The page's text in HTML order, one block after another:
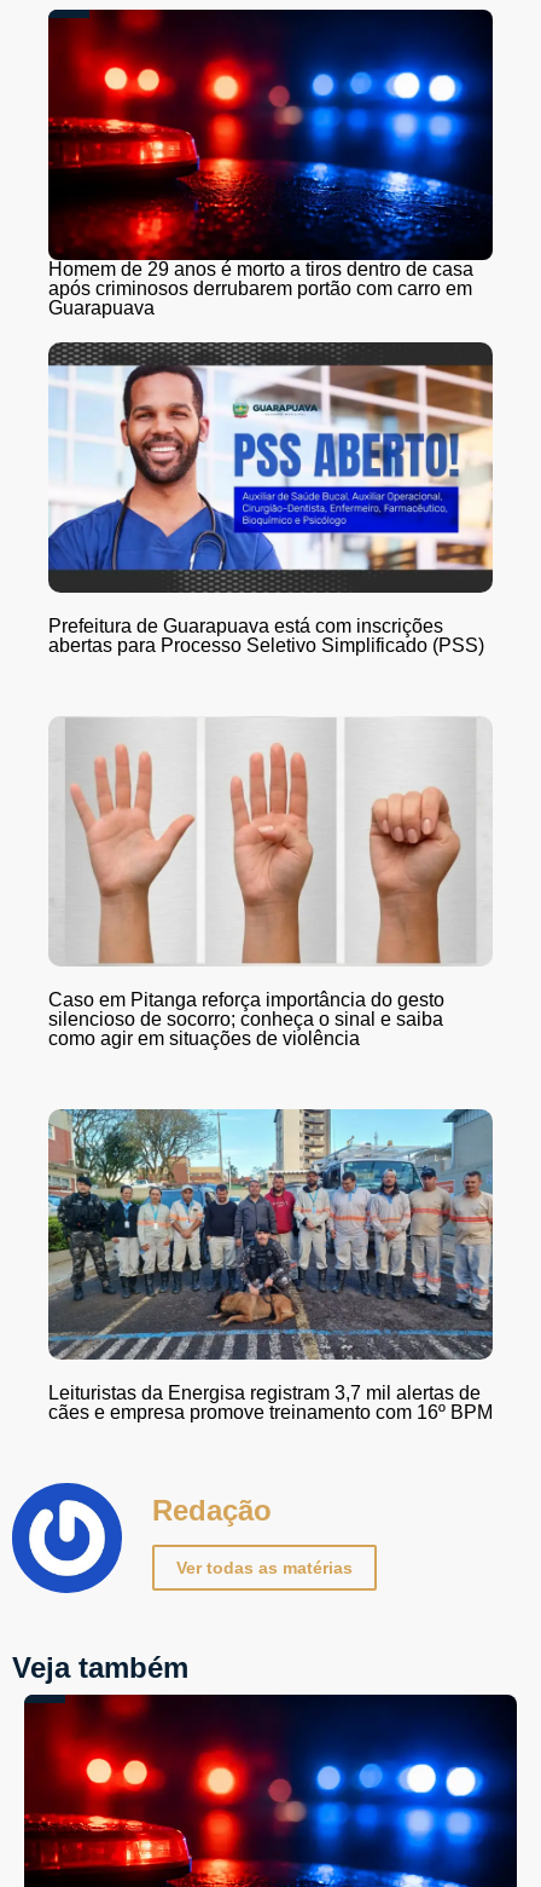
Homem de 29 anos é morto a tiros dentro de casa
após criminosos derrubarem portão com carro em
Guarapuava
Prefeitura de Guarapuava está com inscrições
abertas para Processo Seletivo Simplificado (PSS)
Caso em Pitanga reforça importância do gesto
silencioso de socorro; conheça o sinal e saiba
como agir em situações de violência
Leituristas da Energisa registram 3,7 mil alertas de
cães e empresa promove treinamento com 16º BPM
Redação
Ver todas as matérias
Veja também